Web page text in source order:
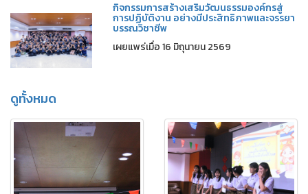
กิจกรรมการสร้างเสริมวัฒนธรรมองค์กรสู่
การปฏิบัติงาน อย่างมีประสิทธิภาพและจรรยา
บรรณวิชาชีพ
เผยแพร่เมื่อ 16 มิถุนายน 2569
ดูทั้งหมด